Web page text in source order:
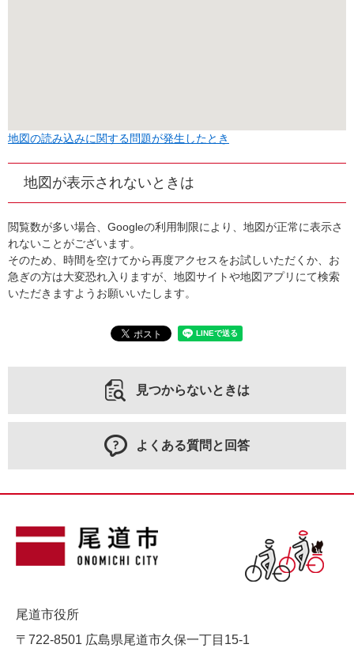
地図の読み込みに関する問題が発生したとき
地図が表示されないときは
閲覧数が多い場合、Googleの利用制限により、地図が正常に表示さ
れないことがございます。
そのため、時間を空けてから再度アクセスをお試しいただくか、お
急ぎの方は大変恐れ入りますが、地図サイトや地図アプリにて検索
いただきますようお願いいたします。
見つからないときは
よくある質問と回答
尾道市役所
〒722-8501 広島県尾道市久保一丁目15-1